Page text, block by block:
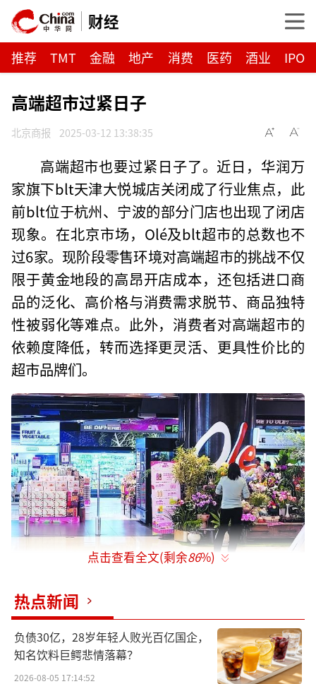
财经
推荐 TMT 金融 地产 消费 医药 酒业 IPO
高端超市过紧日子
北京商报 2025-03-12 13:38:35
高端超市也要过紧日子了。近日，华润万
家旗下blt天津大悦城店关闭成了行业焦点，此
前blt位于杭州、宁波的部分门店也出现了闭店
现象。在北京市场，Olé及blt超市的总数也不
过6家。现阶段零售环境对高端超市的挑战不仅
限于黄金地段的高昂开店成本，还包括进口商
品的泛化、高价格与消费需求脱节、商品独特
性被弱化等难点。此外，消费者对高端超市的
依赖度降低，转而选择更灵活、更具性价比的
超市品牌们。
运营面临挑战
3月11日，北京商报记者实地走访了位于凤
凰汇购物中心的blt超市以及东直门银座mall的
blt express门店。记者观察到，两家门店在工
点击查看全文(剩余86%)
热点新闻
负债30亿，28岁年轻人败光百亿国企，
知名饮料巨鳄悲情落幕？
2026-08-05 17:14:52